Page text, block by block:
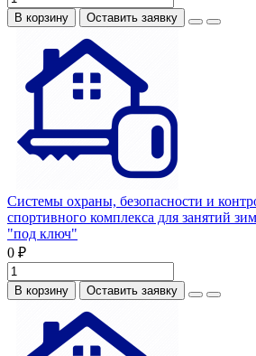
В корзину Оставить заявку
Системы охраны, безопасности и
спортивного комплекса для занятий
"под ключ"
0 ₽
В корзину Оставить заявку